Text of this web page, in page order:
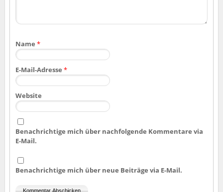
Name *
E-Mail-Adresse *
Website
Benachrichtige mich über nachfolgende Kommentare via
E-Mail.
Benachrichtige mich über neue Beiträge via E-Mail.